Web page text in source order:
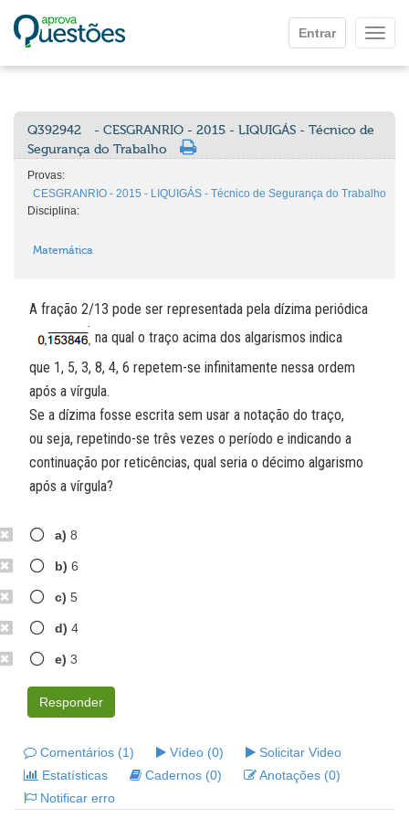
Entrar
Q392942
- CESGRANRIO - 2015 - LIQUIGÁS - Técnico de
Segurança do Trabalho
Provas:
CESGRANRIO - 2015 - LIQUIGÁS - Técnico de Segurança do Trabalho
Disciplina:
Matemática
A fração 2/13 pode ser representada pela dízima periódica
na qual o traço acima dos algarismos indica
que 1, 5, 3, 8, 4, 6 repetem-se infinitamente nessa ordem
após a vírgula.
Se a dízima fosse escrita sem usar a notação do traço,
ou seja, repetindo-se três vezes o período e indicando a
continuação por reticências, qual seria o décimo algarismo
após a vírgula?
a) 8
b) 6
c) 5
d) 4
e) 3
Responder
Comentários (1) Vídeo (0)
Solicitar Video
Estatísticas
Cadernos (0)
Anotações (0)
Notificar erro